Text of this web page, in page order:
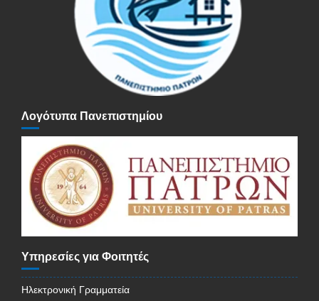
Λογότυπα Πανεπιστημίου
Υπηρεσίες για Φοιτητές
Ηλεκτρονική Γραμματεία